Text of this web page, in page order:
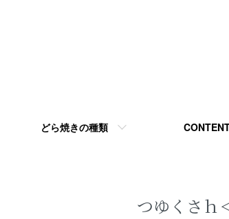
どら焼きの種類
つゆくさｈ